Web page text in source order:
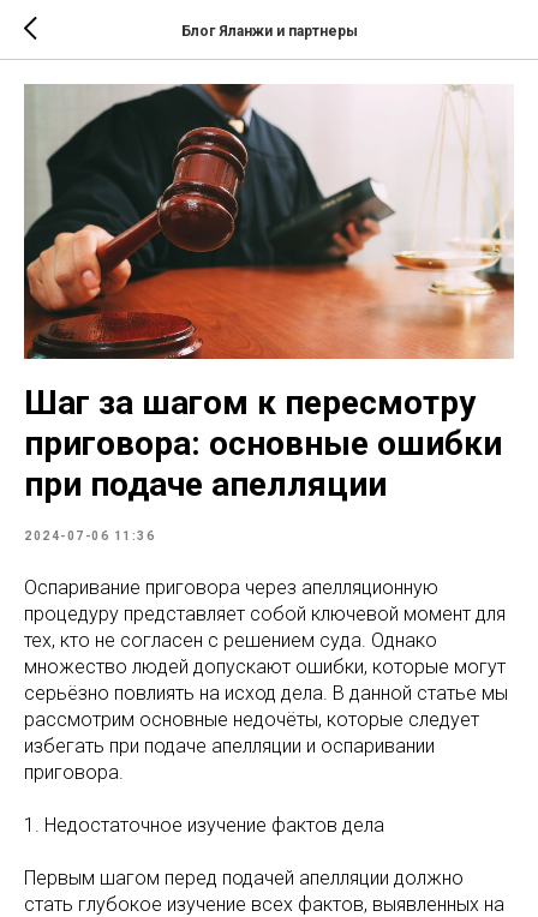
Блог Яланжи и партнеры
Шаг за шагом к пересмотру
приговора: основные ошибки
при подаче апелляции
2024-07-06 11:36
Оспаривание приговора через апелляционную
процедуру представляет собой ключевой момент для
тех, кто не согласен с решением суда. Однако
множество людей допускают ошибки, которые могут
серьёзно повлиять на исход дела. В данной статье мы
рассмотрим основные недочёты, которые следует
избегать при подаче апелляции и оспаривании
приговора.
1. Недостаточное изучение фактов дела
Первым шагом перед подачей апелляции должно
стать глубокое изучение всех фактов, выявленных на